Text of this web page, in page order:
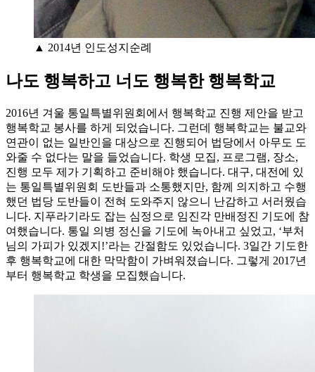
▲ 2014년 인도성지순례
나도 행복하고 너도 행복한 행복학교
2016년 겨울 통일특별위원회에서 행복학교 진행 제안을 받고
행복학교 봉사를 하게 되었습니다. 그런데 행복학교는 불교와
연관이 없는 일반인을 대상으로 진행되어 법당에서 아무도 도
와줄 수 없다는 말을 들었습니다. 학생 모집, 프로그램, 장소,
진행 모두 제가 기획하고 준비해야 했습니다. 대구, 대전에 있
는 통일특별위원회 도반들과 소통했지만, 함께 의지하고 수행
했던 법당 도반들이 전혀 도와주지 않으니 난감하고 서러웠습
니다. 지푸라기라도 잡는 심정으로 임진각 만배정진 기도에 참
여했습니다. 통일 의병 정신을 기도에 녹아내고 싶었고, ‘부처
님의 가피가 있겠지!’라는 간절함도 있었습니다. 3일간 기도한
후 행복학교에 대한 막막함이 가벼워졌습니다. 그렇게 2017년
부터 행복학교 학생을 모집했습니다.